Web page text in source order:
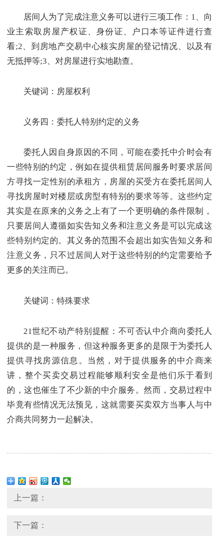
居间人为了完成注意义务可以进行三项工作：1、向
业主索取房屋产权证、身份证、户口本等证件进行查
看;2、到房地产交易中心核实房屋的登记情况、以及有
无抵押等;3、对房屋进行实地勘查。
关键词：房屋权利
义务四：委托人特别约定的义务
委托人因自身原因的不同，可能在委托中介时会有
一些特别的约定，例如在提供租赁居间服务时要求居间
方寻找一定性别的承租方，房屋的买受方在委托居间人
寻找房屋时对楼层或房型有特别的要求等等。这些约定
其实是在原来的义务之上有了一个更明确的条件限制，
只要居间人遵循如实告知义务和注意义务是可以完成这
些特别约定的。其义务的范围不会超出如实告知义务和
注意义务，只不过居间人对于这些特别的约定需要给予
更多的关注而已。
关键词：特殊要求
21世纪不动产特别提醒：不可否认中介商向委托人
提供的是一种服务，但这种服务更多的是限于为委托人
提供寻找房源信息。当然，对于提供服务的中介商来
讲，整个买卖交易过程能够顺利安全是他们乐于看到
的，这也催生了不少新的中介服务。然而，交易过程中
毕竟有些情况无法预见，这就需要买卖双方当事人与中
介商共同努力一起解决。
上一篇：
下一篇：